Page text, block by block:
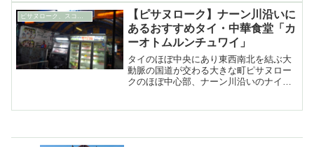
【ピサヌローク】ナーン川沿いに
あるおすすめタイ・中華食堂「カ
ーオトムルンチュワイ」
タイのほぼ中央にあり東西南北を結ぶ大
動脈の国道が交わる大きな町ピサヌロー
クのほぼ中心部、ナーン川沿いのナイト